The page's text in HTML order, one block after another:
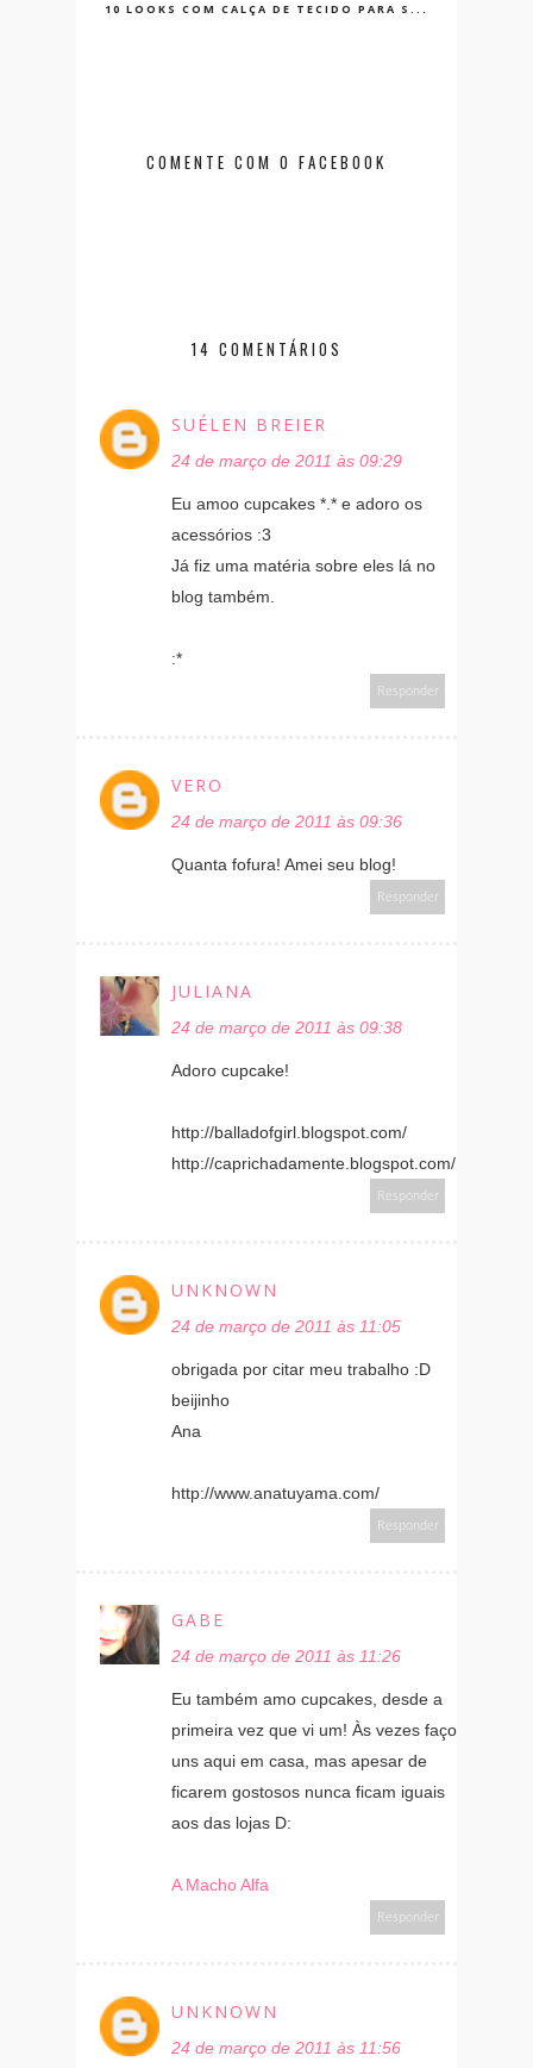
10 LOOKS COM CALÇA DE TECIDO PARA S...
COMENTE COM O FACEBOOK
14 COMENTÁRIOS
SUÉLEN BREIER
24 de março de 2011 às 09:29
Eu amoo cupcakes *.* e adoro os
acessórios :3
Já fiz uma matéria sobre eles lá no
blog também.
:*
Responder
VERO
24 de março de 2011 às 09:36
Quanta fofura! Amei seu blog!
Responder
JULIANA
24 de março de 2011 às 09:38
Adoro cupcake!
http://balladofgirl.blogspot.com/
http://caprichadamente.blogspot.com/
Responder
UNKNOWN
24 de março de 2011 às 11:05
obrigada por citar meu trabalho :D
beijinho
Ana
http://www.anatuyama.com/
Responder
GABE
24 de março de 2011 às 11:26
Eu também amo cupcakes, desde a
primeira vez que vi um! Às vezes faço
uns aqui em casa, mas apesar de
ficarem gostosos nunca ficam iguais
aos das lojas D:
A Macho Alfa
Responder
UNKNOWN
24 de março de 2011 às 11:56